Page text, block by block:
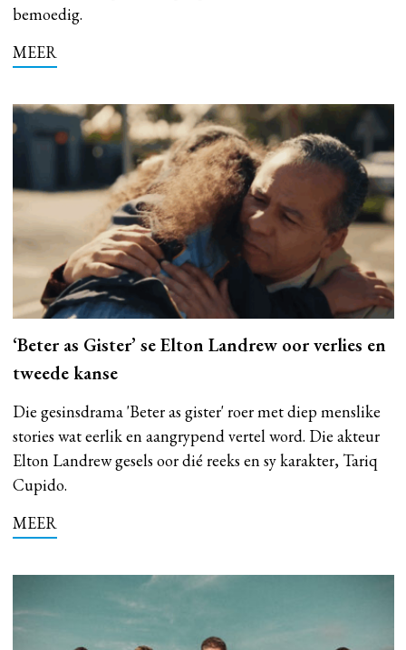
bemoedig.
MEER
‘Beter as Gister’ se Elton Landrew oor verlies en
tweede kanse
Die gesinsdrama 'Beter as gister' roer met diep menslike
stories wat eerlik en aangrypend vertel word. Die akteur
Elton Landrew gesels oor dié reeks en sy karakter, Tariq
Cupido.
MEER